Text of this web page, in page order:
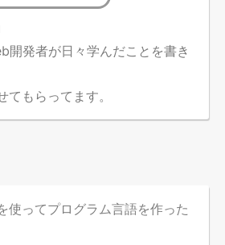
開発者が日々学んだことを書き
てもらってます。
使ってプログラム言語を作った